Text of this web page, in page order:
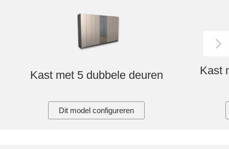
Kast met 5 dubbele deuren
Dit model configureren
Kast